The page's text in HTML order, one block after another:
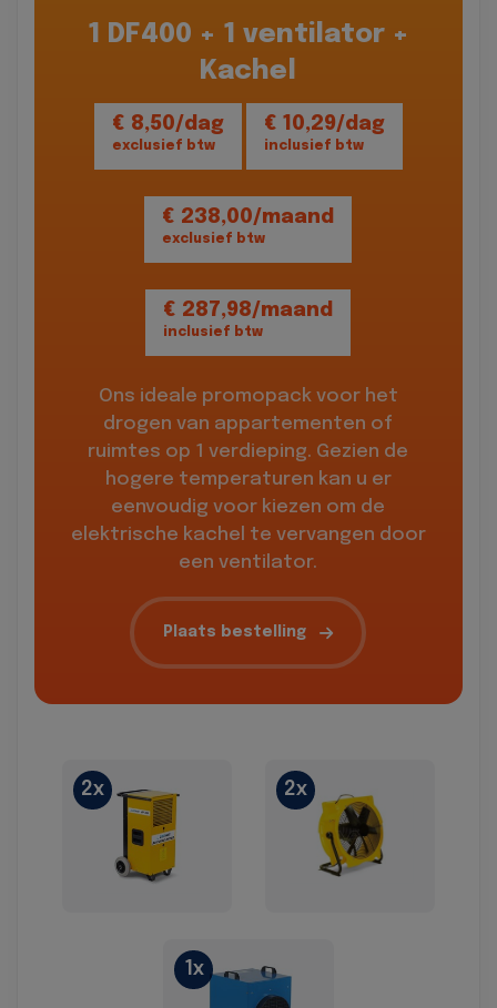
1 DF400 + 1 ventilator +
Kachel
€ 8,50/dag
exclusief btw
€ 10,29/dag
inclusief btw
€ 238,00/maand
exclusief btw
€ 287,98/maand
inclusief btw
Ons ideale promopack voor het
drogen van appartementen of
ruimtes op 1 verdieping. Gezien de
hogere temperaturen kan u er
eenvoudig voor kiezen om de
elektrische kachel te vervangen door
een ventilator.
Plaats bestelling
2x 2x
1x